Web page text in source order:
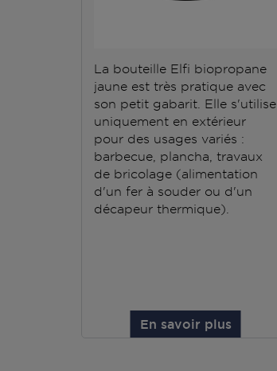
La bouteille Elfi biopropane
jaune est très pratique avec
son petit gabarit. Elle s'utilise
uniquement en extérieur
pour des usages variés :
barbecue, plancha, travaux
de bricolage (alimentation
d'un fer à souder ou d'un
décapeur thermique).
En savoir plus